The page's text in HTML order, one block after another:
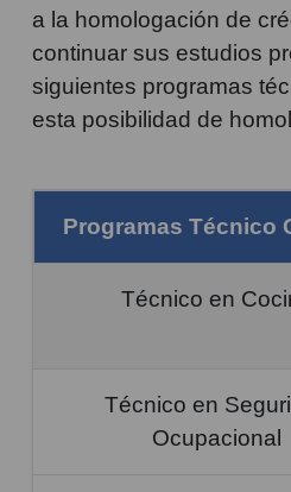
a la homologación de
continuar sus estudios
siguientes programas
esta posibilidad de
Programas Técnico
Técnico en
Técnico en
Ocupacional